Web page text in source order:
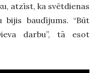
atzīst, ka svētdienas
bijis baudījums. “Būt
darbu”, tā esot